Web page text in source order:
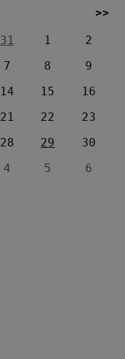
>>
31 1
2
7 8
9
14 15
16
21 22
23
28 29
30
4 5 6